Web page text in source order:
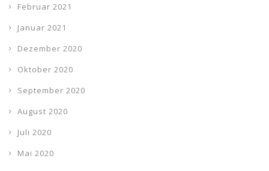
Februar 2021
Januar 2021
Dezember 2020
Oktober 2020
September 2020
August 2020
Juli 2020
Mai 2020